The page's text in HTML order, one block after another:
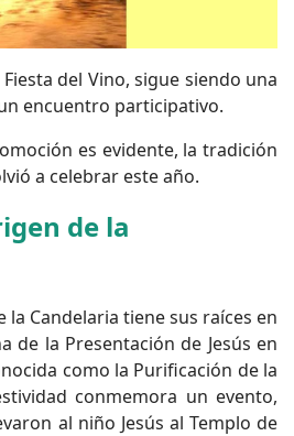
del Vino, sigue siendo una
encuentro participativo.
es evidente, la tradición
a celebrar este año.
de la
la Candelaria tiene sus raíces en
de la Presentación de Jesús en
como la Purificación de la
conmemora un evento,
al niño Jesús al Templo de